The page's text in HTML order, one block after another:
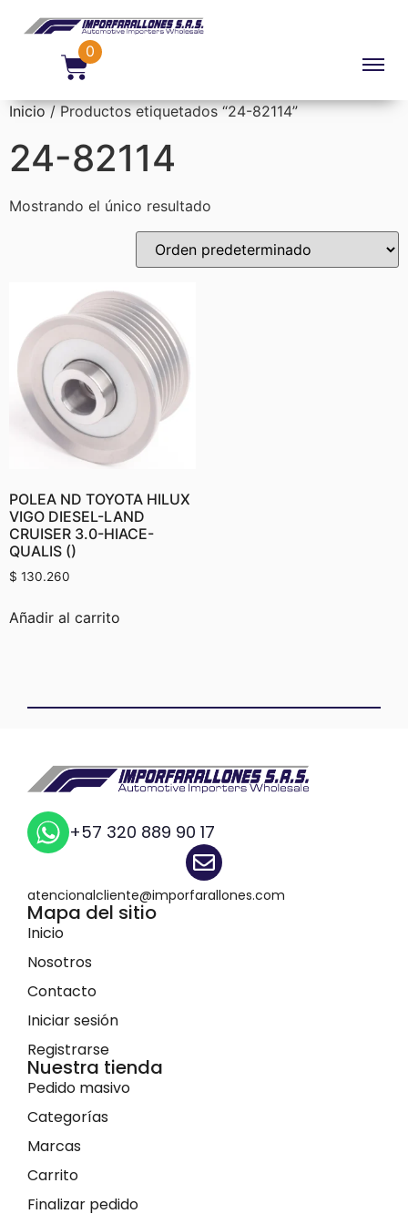
0
Inicio/ Productos etiquetados “24-82114”
24-82114
Mostrando el único resultado
POLEA ND TOYOTA HILUX
VIGO DIESEL-LAND
CRUISER 3.0-HIACE-
QUALIS ()
$ 130.260
Añadir al carrito
+57 320 889 90 17
atencionalcliente@imporfarallones.com
Mapa del sitio
Inicio
Nosotros
Contacto
Iniciar sesión
Registrarse
Nuestra tienda
Pedido masivo
Categorías
Marcas
Carrito
Finalizar pedido